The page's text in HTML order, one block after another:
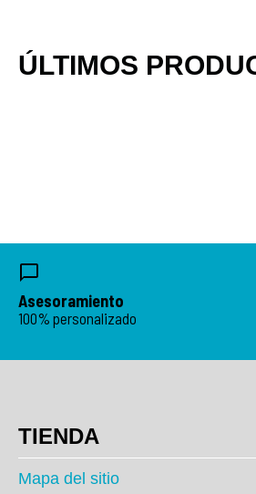
ÚLTIMOS
Asesoramiento
100% personalizado
TIENDA
Mapa del sitio